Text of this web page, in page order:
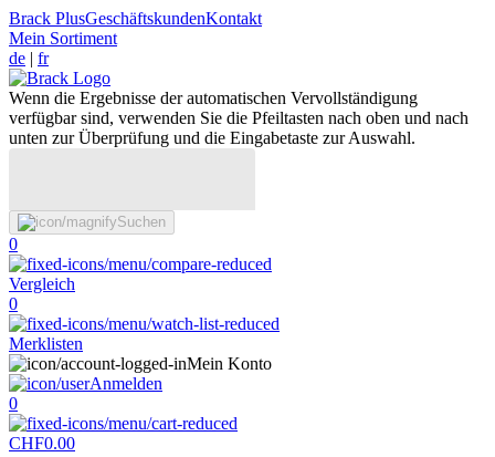
Brack PlusGeschäftskundenKontakt
Mein Sortiment
de | fr
Wenn die Ergebnisse der automatischen Vervollständigung
verfügbar sind, verwenden Sie die Pfeiltasten nach oben und nach
unten zur Überprüfung und die Eingabetaste zur Auswahl.
Suchen
0
Vergleich
0
Merklisten
Mein Konto
Anmelden
0
CHF0.00